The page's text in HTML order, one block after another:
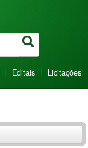
Editais Licitações